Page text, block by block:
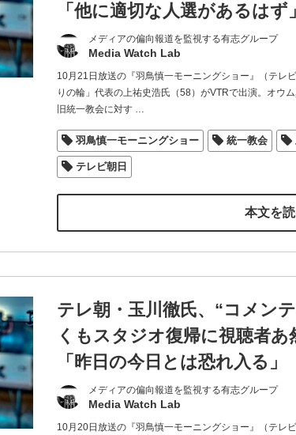
「他に適切な人選があるはず」
メディアの偏向報道を監視する有志グループ
Media Watch Lab
10月21日放送の『羽鳥慎一モーニングショー』（テレ
りの輪」代表の上祐史浩氏（58）がVTRで出演。オウ
旧統一教会に対す…
羽鳥慎一モーニングショー 統一教会
テレビ朝日
本文を
テレ朝・玉川徹氏、“コメン
くもスタジオ復帰に視聴者あ
「昨日の今日とは恐れ入る」
メディアの偏向報道を監視する有志グループ
Media Watch Lab
10月20日放送の『羽鳥慎一モーニングショー』（テレ